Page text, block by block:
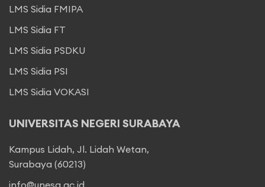
LMS Sidia FMIPA
LMS Sidia FT
LMS Sidia PSDKU
LMS Sidia PSI
LMS Sidia VOKASI
UNIVERSITAS NEGERI SURABAYA
Kampus Lidah, Jl. Lidah Wetan,
Surabaya (60213)
info@unesa.ac.id